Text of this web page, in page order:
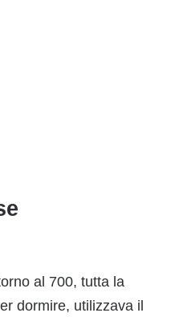
al 700, tutta la
dormire, utilizzava il